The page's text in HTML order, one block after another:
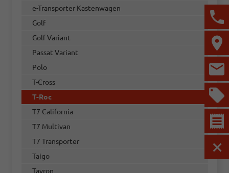
e-Transporter Kastenwagen
Golf
Golf Variant
Passat Variant
Polo
T-Cross
T-Roc
T7 California
T7 Multivan
T7 Transporter
Taigo
Tayron